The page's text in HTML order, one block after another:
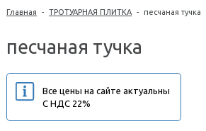
Главная - ТРОТУАРНАЯ ПЛИТКА - песчаная тучка
песчаная тучка
Все цены на сайте актуальны
С НДС 22%